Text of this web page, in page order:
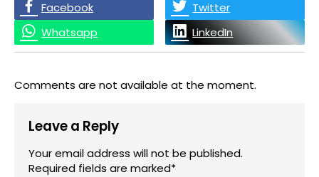
Facebook
Twitter
Whatsapp
LinkedIn
Comments are not available at the moment.
Leave a Reply
Your email address will not be published.
Required fields are marked*